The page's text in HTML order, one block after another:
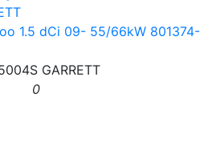
1.5 dCi 09- 55/66kW 801374-
GARRETT
0